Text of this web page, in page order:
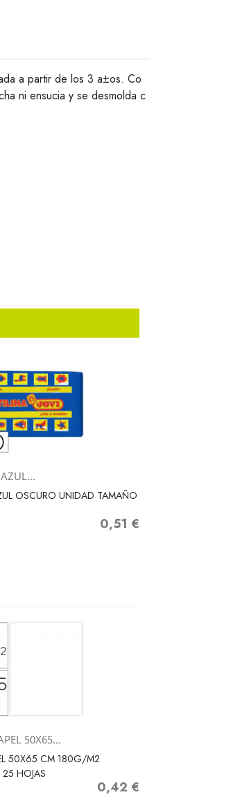
a partir de los 3 a±os. Co
ni ensucia y se desmolda c
Vista rápida
OSCURO UNIDAD TAMAÑO
Precio
0,51 €
Vista rápida
50X65...
50X65 CM 180G/M2
HOJAS
Precio
0,42 €